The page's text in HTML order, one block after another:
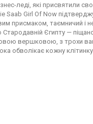
леді, які присвятили
Saab Girl Of Now
присмаком, таємничий і
Єгипту —
вершковою, з трохи
обволікає кожну